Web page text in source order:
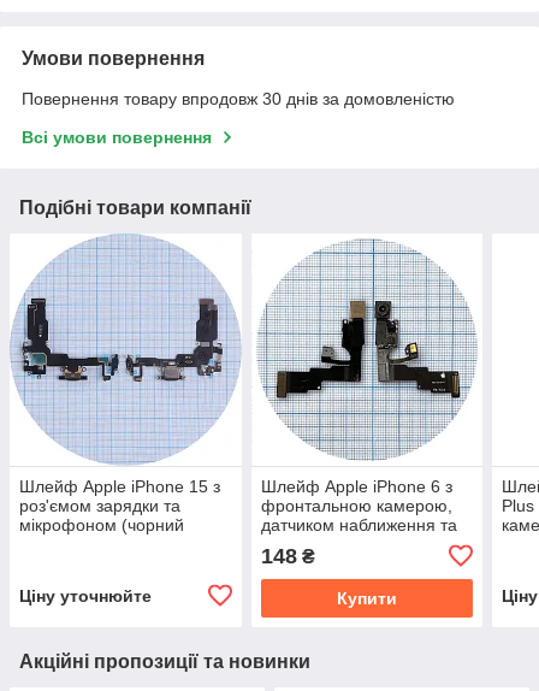
Умови повернення
Повернення товару впродовж 30 днів за домовленістю
Всі умови повернення
Подібні товари компанії
Шлейф Apple iPhone 15 з
роз'ємом зарядки та
мікрофоном (чорний
Ціну уточнюйте
Шлейф Apple iPhone 6 з
фронтальною камерою,
датчиком наближення та
Китай)
148₴
Купити
Акційні пропозиції та новинки